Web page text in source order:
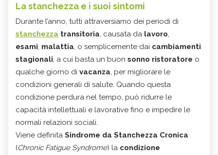
La stanchezza e i suoi sintomi
Durante l’anno, tutti attraversiamo dei periodi di
stanchezza transitoria , causata da lavoro
esami malattia , o semplicemente dai cambiamenti
stagionali , a cui basta un buon sonno ristoratore o
qualche giorno di vacanza , per migliorare le
condizioni generali di salute. Quando questa
condizione perdura nel tempo, può ridurre le
capacità intellettuali e lavorative fino e impedire le
normali relazioni sociali.
Viene definita Sindrome da Stanchezza Cronica
(Chronic Fatigue Syndrome) la condizione